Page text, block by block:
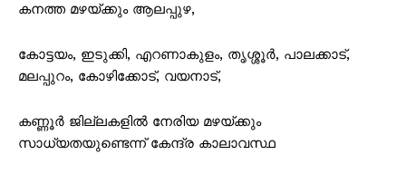
കനത്ത മഴയ്ക്കും ആലപ്പുഴ,
കോട്ടയം, ഇടുക്കി, എറണാകുളം, തൃശ്ശൂർ, പാലക്കാട്,
മലപ്പുറം, കോഴിക്കോട്, വയനാട്,
കണ്ണൂർ ജില്ലകളിൽ നേരിയ മഴയ്ക്കും
സാധ്യതയുണ്ടെന്ന് കേന്ദ്ര കാലാവസ്ഥ